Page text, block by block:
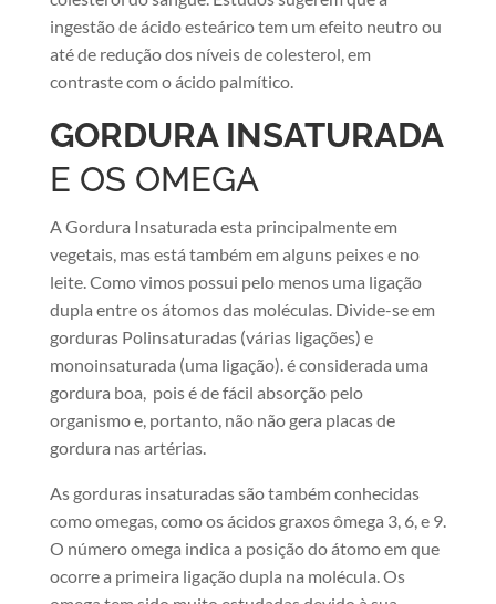
ingestão de ácido esteárico tem um efeito neutro ou
até de redução dos níveis de colesterol, em
contraste com o ácido palmítico.
GORDURA INSATURADA
E OS OMEGA
A Gordura Insaturada esta principalmente em
vegetais, mas está também em alguns peixes e no
leite. Como vimos possui pelo menos uma ligação
dupla entre os átomos das moléculas. Divide-se em
gorduras Polinsaturadas (várias ligações) e
monoinsaturada (uma ligação). é considerada uma
gordura boa, pois é de fácil absorção pelo
organismo e, portanto, não não gera placas de
gordura nas artérias.
As gorduras insaturadas são também conhecidas
como omegas, como os ácidos graxos ômega 3, 6, e 9.
O número omega indica a posição do átomo em que
ocorre a primeira ligação dupla na molécula. Os